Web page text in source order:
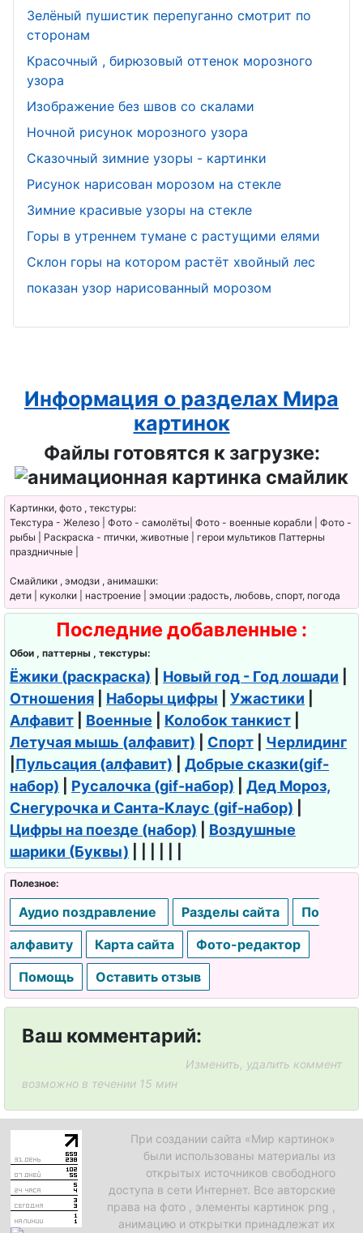
Зелёный пушистик перепуганно смотрит по
сторонам
Красочный , бирюзовый оттенок морозного
узора
Изображение без швов со скалами
Ночной рисунок морозного узора
Сказочный зимние узоры - картинки
Рисунок нарисован морозом на стекле
Зимние красивые узоры на стекле
Горы в утреннем тумане с растущими елями
Склон горы на котором растёт хвойный лес
показан узор нарисованный морозом
Информация о разделах Мира
картинок
Файлы готовятся к загрузке:
Картинки, фото , текстуры:
Текстура - Железо | Фото - самолёты| Фото - военные корабли | Фото -
рыбы | Раскраска - птички, животные | герои мультиков Паттерны
праздничные |
Смайлики , эмодзи , анимашки:
дети | куколки | настроение | эмоции :радость, любовь, спорт, погода
Последние добавленные :
Обои , паттерны , текстуры:
Ёжики (раскраска) Новый год - Год лошади
Отношения
Наборы цифры Ужастики
Алфавит
Военные Колобок танкист
Летучая мышь (алфавит)
Спорт
Черлидинг
Пульсация (алфавит)
Добрые сказки(gif-
набор)
Русалочка (gif-набор)
Дед Мороз,
Снегурочка и Санта-Клаус (gif-набор)
Цифры на поезде (набор)
Воздушные
шарики (Буквы)
Полезное:
Аудио поздравление Разделы сайта
По
алфавиту
Карта сайта
Фото-редактор
Помощь
Оставить отзыв
Ваш комментарий:
Изменить, удалить коммент
возможно в течении 15 мин
При создании сайта «Мир картинок»
были использованы материалы из
открытых источников свободного
доступа в сети Интернет. Все авторские
права на фото , элементы картинок png ,
анимацию и открытки принадлежат их